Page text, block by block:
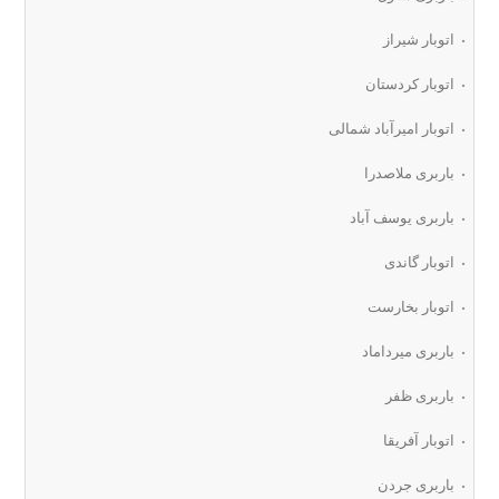
اتوبار شیراز
اتوبار کردستان
اتوبار امیرآباد شمالی
باربری ملاصدرا
باربری یوسف آباد
اتوبار گاندی
اتوبار بخارست
باربری میرداماد
باربری ظفر
اتوبار آفریقا
باربری جردن